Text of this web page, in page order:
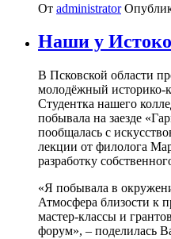
От administrator
Наши у
В Псковской области
молодёжный историко-
Студентка нашего
побывала на заезде
пообщалась с
лекции от филолога
разработку
«Я побывала в
Атмосфера близости к
мастер-классы и
форум», – поделилась